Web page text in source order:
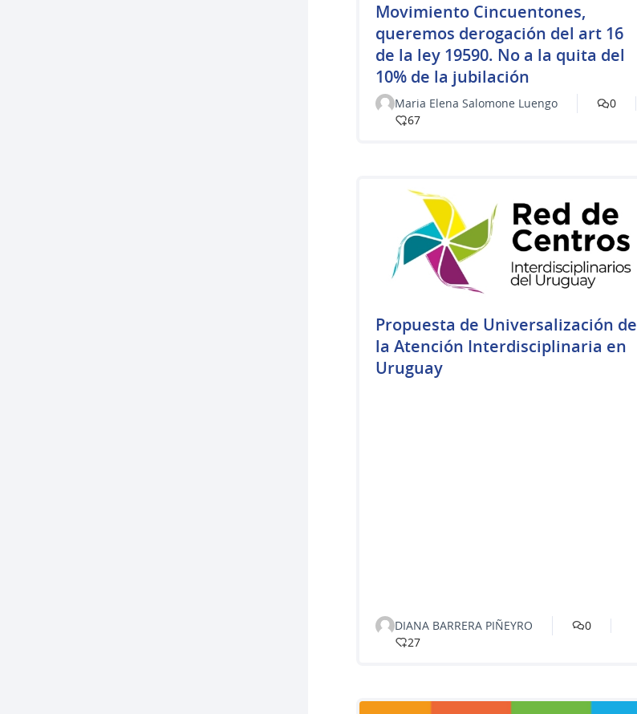
Movimiento Cincuentones,
queremos derogación del art 16
de la ley 19590. No a la quita del
10% de la jubilación
Maria Elena Salomone Luengo
0
67
Propuesta de Universalización de
la Atención Interdisciplinaria en
Uruguay
DIANA BARRERA PIÑEYRO
0
27